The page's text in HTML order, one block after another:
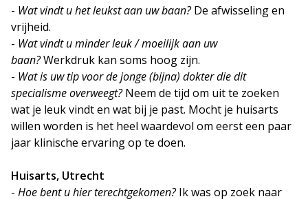
- Wat vindt u het leukst aan uw baan?De afwisseling en
vrijheid.
- Wat vindt u minder leuk / moeilijk aan uw
baan?Werkdruk kan soms hoog zijn.
- Wat is uw tip voor de jonge (bijna) dokter die dit
specialisme overweegt?Neem de tijd om uit te zoeken
wat je leuk vindt en wat bij je past. Mocht je huisarts
willen worden is het heel waardevol om eerst een paar
jaar klinische ervaring op te doen.
Huisarts, Utrecht
- Hoe bent u hier terechtgekomen?Ik was op zoek naar